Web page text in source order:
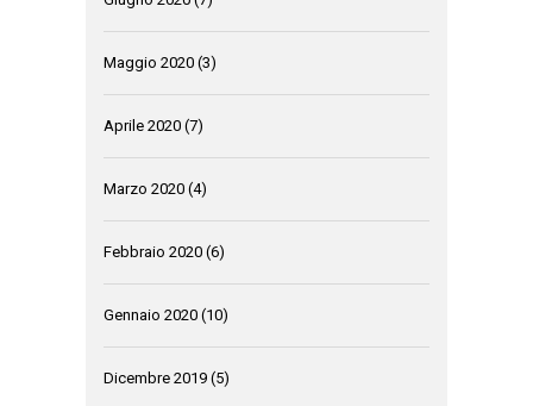
Maggio 2020 (3)
Aprile 2020 (7)
Marzo 2020 (4)
Febbraio 2020 (6)
Gennaio 2020 (10)
Dicembre 2019 (5)